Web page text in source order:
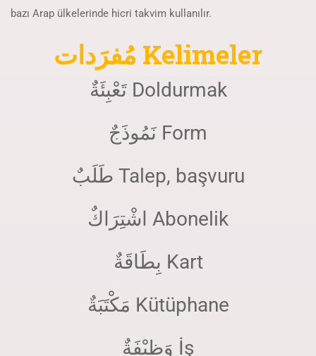
bazı Arap ülkelerinde hicri takvim kullanılır.
مُفرَدات Kelimeler
تَعْبِئَةٌ Doldurmak
نَمُوذَجٌ Form
طَلَبٌ Talep, başvuru
اشْتِرَاكٌ Abonelik
بِطَاقَةٌ Kart
مَكْتَبَةٌ Kütüphane
وَظِيْفَةٌ İş